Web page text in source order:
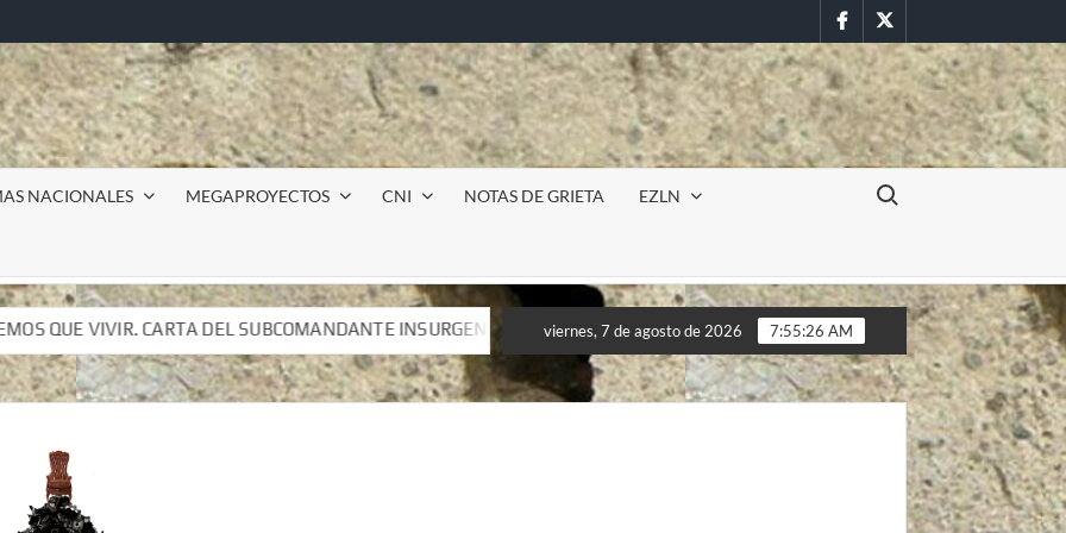
FacebookTwitter
NACIONALES MEGAPROYECTOS CNI NOTAS DE GRIETA EZLN
Buscar:
SUBCOMANDANTE INSURGENTE MOISÉS A LUIS DE TAVIRA
Incursión militar en la UAEM (Morelos) durante paro
SUBCOMANDANTE INSURGENTE MOISÉS A LUIS DE TAVIRA
Incursión militar en la UAEM (Morelos) durante paro
viernes, 7 de agosto de 2026 7:55:28 AM